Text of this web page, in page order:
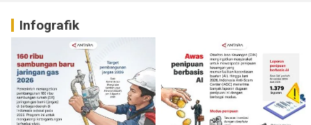
Infografik